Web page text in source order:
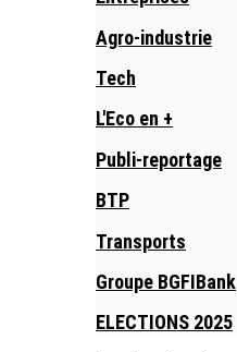
Agro-industrie
Tech
L'Eco en +
Publi-reportage
BTP
Transports
Groupe BGFIBank
ELECTIONS 2025